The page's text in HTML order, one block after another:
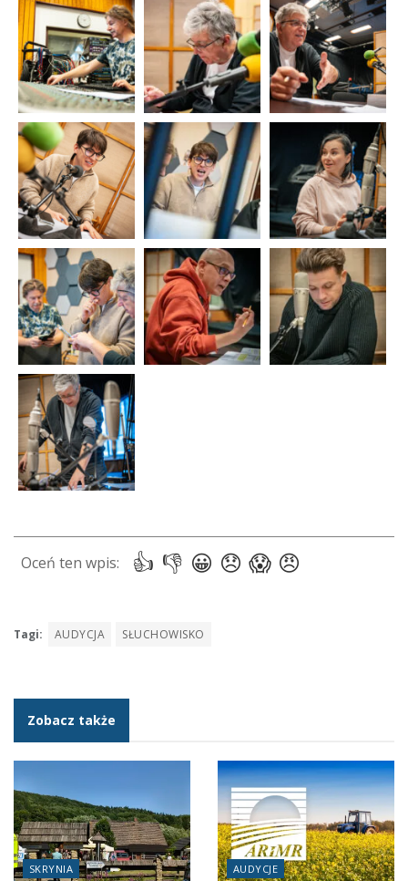
Tagi: AUDYCJA SŁUCHOWISKO
Zobacz także
SKRYNIA AUDYCJE